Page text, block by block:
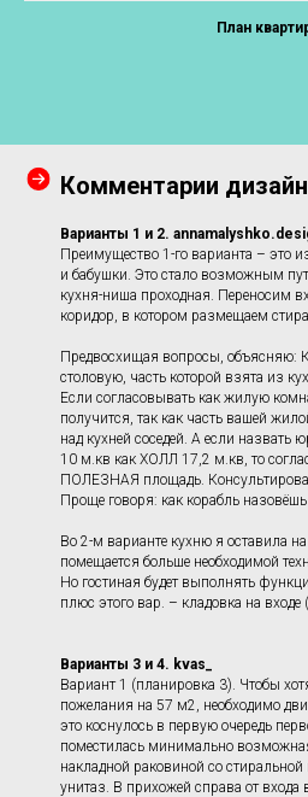
План
Комментарии
Варианты 1 и 2.
Преимущество 1-го варианта – это
и бабушки. Это стало возможным
кухня-ниша проходная. Переносим
коридор, в котором размещаем
Предвосхищая вопросы,
столовую, часть которой взята из
Если согласовывать как жилую
получится, так как часть вашей
над кухней соседей. А если назвать
10 м.кв как ХОЛЛ 17,2 м.кв, то
ПОЛЕЗНАЯ площадь.
Проще говоря: как корабль
Во 2-м варианте кухню я оставила
помещается больше необходимой
Но гостиная будет выполнять
плюс этого вар. – кладовка на
Варианты 3 и 4. kvas_
Вариант 1 (планировка 3). Чтобы
пожелания на 57 м2, необходимо
это коснулось в первую очередь
поместилась минимально
накладной раковиной со
унитаз. В прихожей справа от